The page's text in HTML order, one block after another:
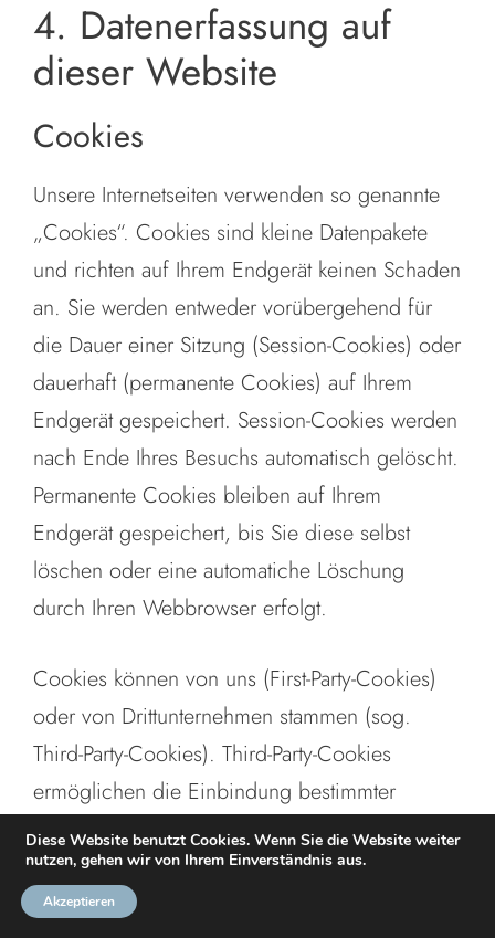
4. Datenerfassung auf
dieser Website
Cookies
Unsere Internetseiten verwenden so genannte
„Cookies“. Cookies sind kleine Datenpakete
und richten auf Ihrem Endgerät keinen Schaden
an. Sie werden entweder vorübergehend für
die Dauer einer Sitzung (Session-Cookies) oder
dauerhaft (permanente Cookies) auf Ihrem
Endgerät gespeichert. Session-Cookies werden
nach Ende Ihres Besuchs automatisch gelöscht.
Permanente Cookies bleiben auf Ihrem
Endgerät gespeichert, bis Sie diese selbst
löschen oder eine automatiche Löschung
durch Ihren Webbrowser erfolgt.
Cookies können von uns (First-Party-Cookies)
oder von Drittunternehmen stammen (sog.
Third-Party-Cookies). Third-Party-Cookies
ermöglichen die Einbindung bestimmter
Dienstleistungen von Drittunternehmen
innerhalb von Webseiten (z. B. Cookies zur
Abwicklung von Zahlungsdienstleistungen).
Diese Website benutzt Cookies. Wenn Sie die Website weiter
nutzen, gehen wir von Ihrem Einverständnis aus.
Akzeptieren